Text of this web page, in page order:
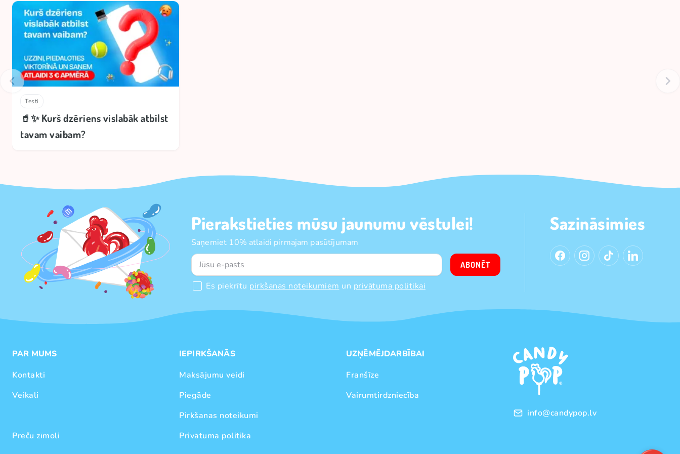
Testi
🥤✨ Kurš dzēriens vislabāk atbilst
tavam vaibam?
Pierakstieties mūsu jaunumu vēstulei!
Saņemiet 10% atlaidi pirmajam pasūtījumam
Es piekrītu pirkšanas noteikumiem un privātuma politikai
ABONĒT
Sazināsimies
PAR MUMS
Kontakti
Veikali
Preču zīmoli
IEPIRKŠANĀS
Maksājumu veidi
Piegāde
Pirkšanas noteikumi
Privātuma politika
UZŅĒMĒJDARBĪBAI
Franšīze
Vairumtirdzniecība
info@candypop.lv